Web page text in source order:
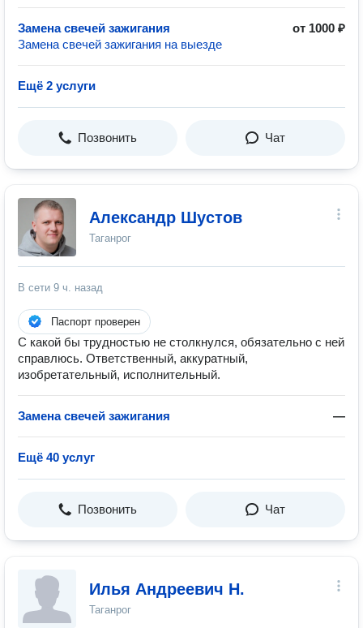
Замена свечей зажигания
от 1000 ₽
Замена свечей зажигания на выезде
Ещё 2 услуги
Позвонить Чат
Александр Шустов
Таганрог
В сети 9 ч. назад
Паспорт проверен
С какой бы трудностью не столкнулся, обязательно с ней
справлюсь. Ответственный, аккуратный,
изобретательный, исполнительный.
Замена свечей зажигания —
Ещё 40 услуг
Позвонить Чат
Илья Андреевич Н.
Таганрог